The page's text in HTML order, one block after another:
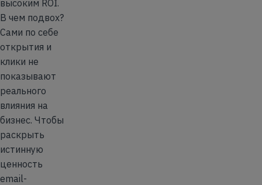
высоким ROI.
В чем подвох?
Сами по себе
открытия и
клики не
показывают
реального
влияния на
бизнес. Чтобы
раскрыть
истинную
ценность
email-